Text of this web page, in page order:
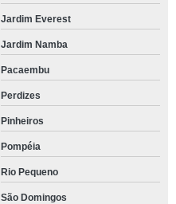
Jardim Everest
Jardim Namba
Pacaembu
Perdizes
Pinheiros
Pompéia
Rio Pequeno
São Domingos